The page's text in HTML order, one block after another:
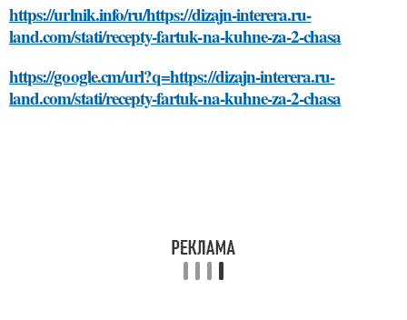
https://urlnik.info/ru/https://dizajn-interera.ru-
land.com/stati/recepty-fartuk-na-kuhne-za-2-chasa
https://google.cm/url?q=https://dizajn-interera.ru-
land.com/stati/recepty-fartuk-na-kuhne-za-2-chasa